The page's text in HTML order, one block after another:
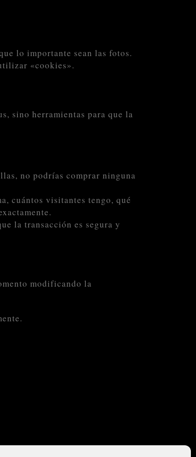
lo importante sean las fotos.
«cookies».
sino herramientas para que la
no podrías comprar ninguna
cuántos visitantes tengo, qué
la transacción es segura y
modificando la